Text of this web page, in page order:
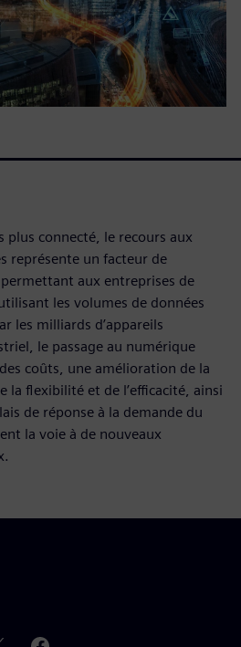
plus connecté, le recours aux
représente un facteur de
aux entreprises de
les volumes de données
les milliards d’appareils
le passage au numérique
coûts, une amélioration de la
la flexibilité et de l’efficacité, ainsi
de réponse à la demande du
la voie à de nouveaux